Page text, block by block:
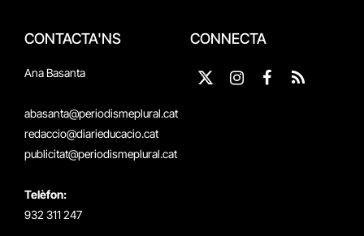
CONTACTA'NS
Ana Basanta
abasanta@periodismeplural.cat
redaccio@diarieducacio.cat
publicitat@periodismeplural.cat
Telèfon:
932 311 247
CONNECTA
X
InstagramFacebook
RSS